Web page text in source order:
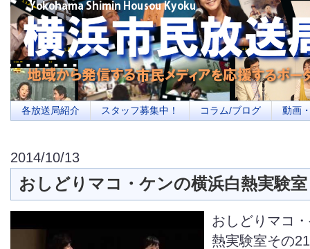
横浜の地域メディア、地域・市民・放送局・メディアを応援するポータルサ
を目指します
各放送局紹介 スタッフ募集中！ コラム/ブログ 動画
2014/10/13
おしどりマコ・ケンの横浜白熱実験室
おしどりマコ
熱実験室その